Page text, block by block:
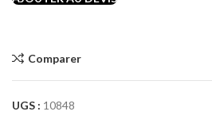
Comparer
UGS : 10848